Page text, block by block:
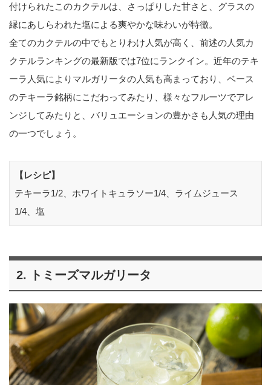
付けられたこのカクテルは、さっぱりした甘さと、グラスの
縁にあしらわれた塩による爽やかな味わいが特徴。
全てのカクテルの中でもとりわけ人気が高く、前述の人気カ
クテルランキングの最新版では7位にランクイン。近年のテキ
ーラ人気によりマルガリータの人気も高まっており、ベース
のテキーラ銘柄にこだわってみたり、様々なフルーツでアレ
ンジしてみたりと、バリュエーションの豊かさも人気の理由
の一つでしょう。
【レシピ】
テキーラ1/2、ホワイトキュラソー1/4、ライムジュース
1/4、塩
2. トミーズマルガリータ